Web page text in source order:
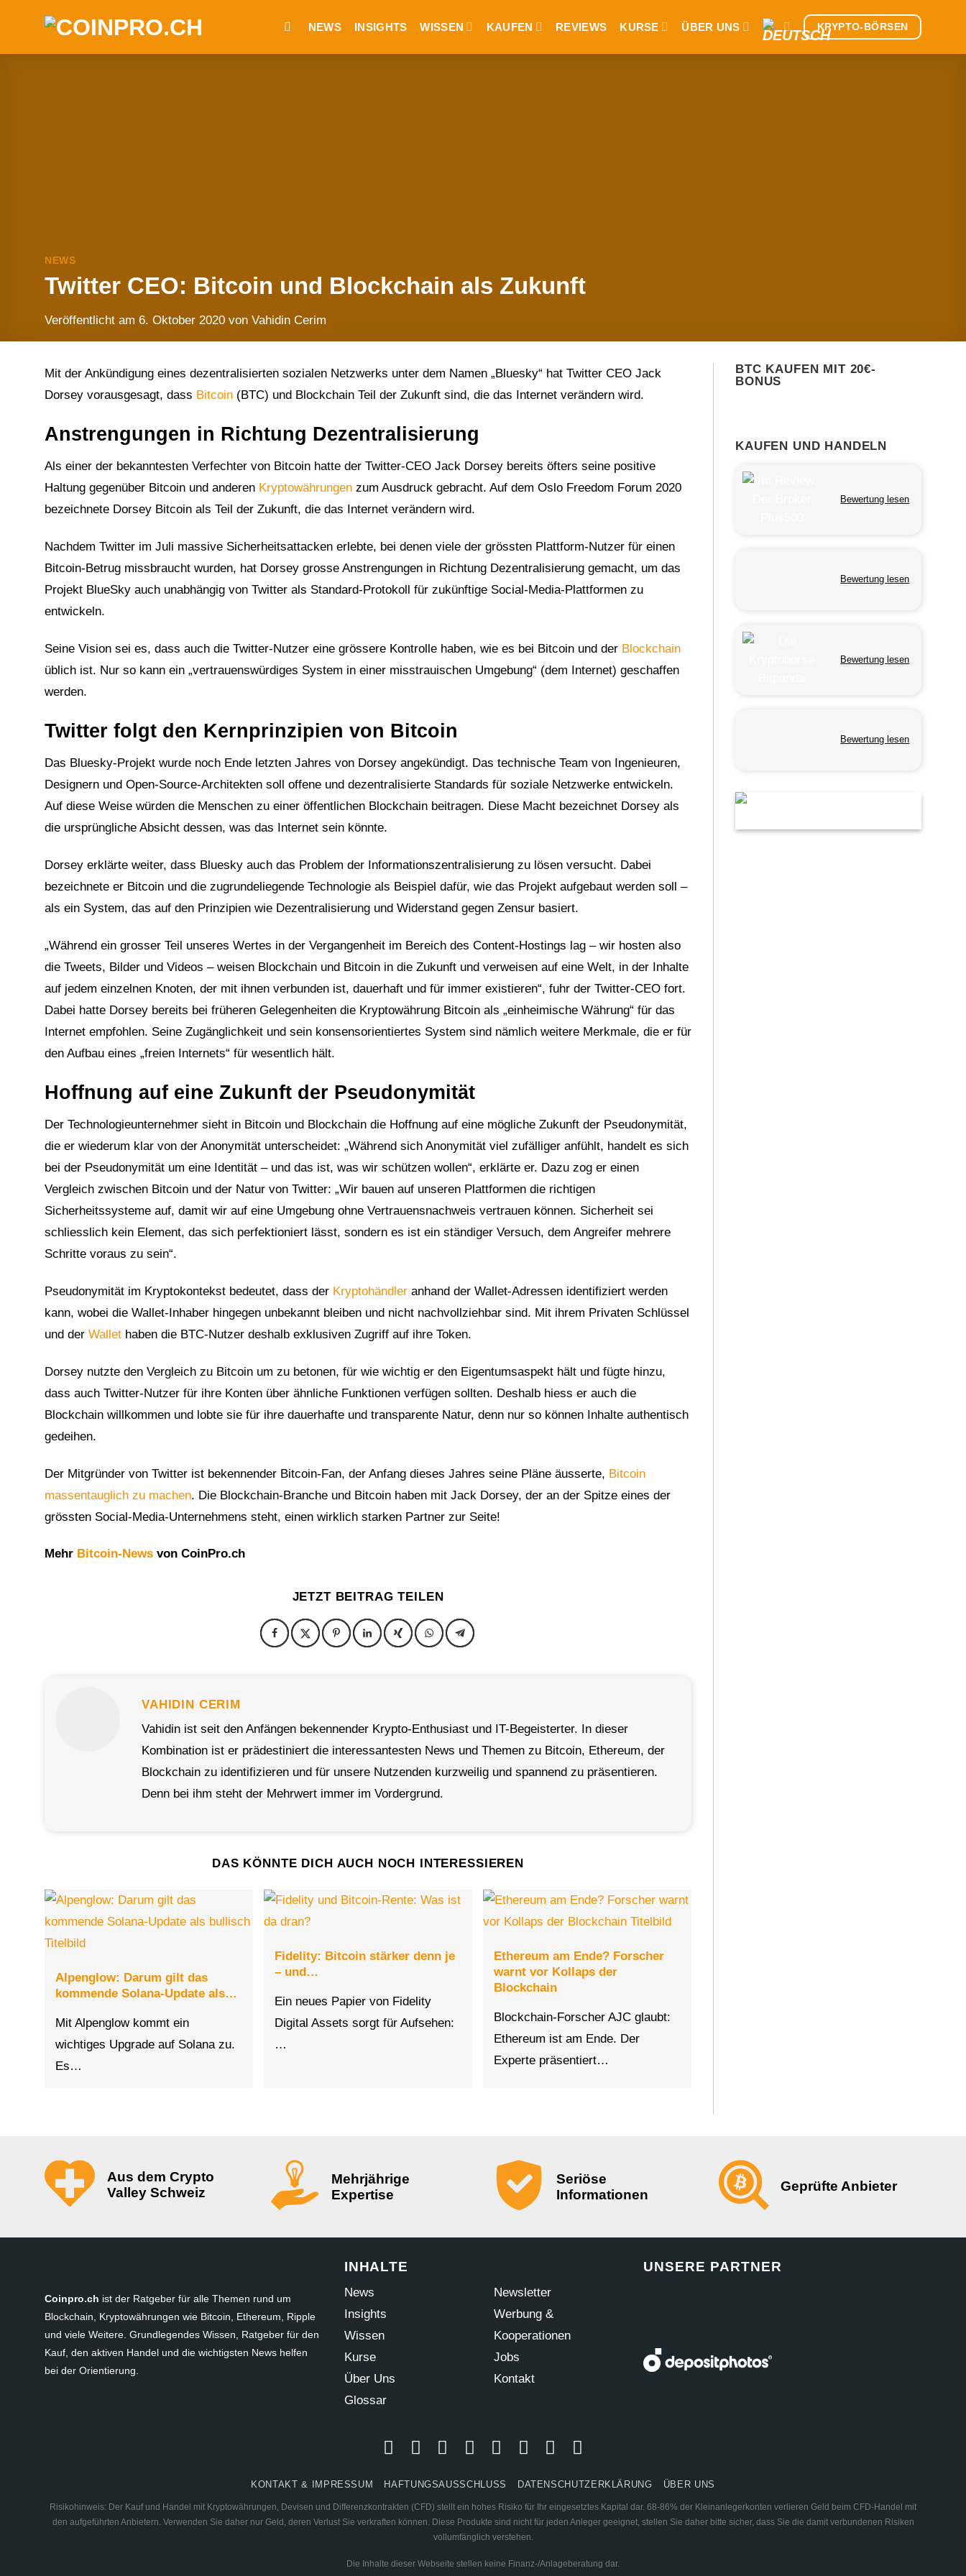
NEWS INSIGHTS WISSEN KAUFEN REVIEWS KURSE ÜBER UNS KRYPTO-BÖRSEN
NEWS
Twitter CEO: Bitcoin und Blockchain als Zukunft
Veröffentlicht am 6. Oktober 2020 von Vahidin Cerim
Mit der Ankündigung eines dezentralisierten sozialen Netzwerks unter dem Namen „Bluesky“ hat Twitter CEO Jack
Dorsey vorausgesagt, dass Bitcoin (BTC) und Blockchain Teil der Zukunft sind, die das Internet verändern wird.
Anstrengungen in Richtung Dezentralisierung
Als einer der bekanntesten Verfechter von Bitcoin hatte der Twitter-CEO Jack Dorsey bereits öfters seine positive
Haltung gegenüber Bitcoin und anderen Kryptowährungen zum Ausdruck gebracht. Auf dem Oslo Freedom Forum 2020
bezeichnete Dorsey Bitcoin als Teil der Zukunft, die das Internet verändern wird.
Nachdem Twitter im Juli massive Sicherheitsattacken erlebte, bei denen viele der grössten Plattform-Nutzer für einen
Bitcoin-Betrug missbraucht wurden, hat Dorsey grosse Anstrengungen in Richtung Dezentralisierung gemacht, um das
Projekt BlueSky auch unabhängig von Twitter als Standard-Protokoll für zukünftige Social-Media-Plattformen zu
entwickeln.
Seine Vision sei es, dass auch die Twitter-Nutzer eine grössere Kontrolle haben, wie es bei Bitcoin und der Blockchain
üblich ist. Nur so kann ein „vertrauenswürdiges System in einer misstrauischen Umgebung“ (dem Internet) geschaffen
werden.
Twitter folgt den Kernprinzipien von Bitcoin
Das Bluesky-Projekt wurde noch Ende letzten Jahres von Dorsey angekündigt. Das technische Team von Ingenieuren,
Designern und Open-Source-Architekten soll offene und dezentralisierte Standards für soziale Netzwerke entwickeln.
Auf diese Weise würden die Menschen zu einer öffentlichen Blockchain beitragen. Diese Macht bezeichnet Dorsey als
die ursprüngliche Absicht dessen, was das Internet sein könnte.
Dorsey erklärte weiter, dass Bluesky auch das Problem der Informationszentralisierung zu lösen versucht. Dabei
bezeichnete er Bitcoin und die zugrundeliegende Technologie als Beispiel dafür, wie das Projekt aufgebaut werden soll –
als ein System, das auf den Prinzipien wie Dezentralisierung und Widerstand gegen Zensur basiert.
„Während ein grosser Teil unseres Wertes in der Vergangenheit im Bereich des Content-Hostings lag – wir hosten also
die Tweets, Bilder und Videos – weisen Blockchain und Bitcoin in die Zukunft und verweisen auf eine Welt, in der Inhalte
auf jedem einzelnen Knoten, der mit ihnen verbunden ist, dauerhaft und für immer existieren“, fuhr der Twitter-CEO fort.
Dabei hatte Dorsey bereits bei früheren Gelegenheiten die Kryptowährung Bitcoin als „einheimische Währung“ für das
Internet empfohlen. Seine Zugänglichkeit und sein konsensorientiertes System sind nämlich weitere Merkmale, die er für
den Aufbau eines „freien Internets“ für wesentlich hält.
Hoffnung auf eine Zukunft der Pseudonymität
Der Technologieunternehmer sieht in Bitcoin und Blockchain die Hoffnung auf eine mögliche Zukunft der Pseudonymität,
die er wiederum klar von der Anonymität unterscheidet: „Während sich Anonymität viel zufälliger anfühlt, handelt es sich
bei der Pseudonymität um eine Identität – und das ist, was wir schützen wollen“, erklärte er. Dazu zog er einen
Vergleich zwischen Bitcoin und der Natur von Twitter: „Wir bauen auf unseren Plattformen die richtigen
Sicherheitssysteme auf, damit wir auf eine Umgebung ohne Vertrauensnachweis vertrauen können. Sicherheit sei
schliesslich kein Element, das sich perfektioniert lässt, sondern es ist ein ständiger Versuch, dem Angreifer mehrere
Schritte voraus zu sein“.
Pseudonymität im Kryptokontekst bedeutet, dass der Kryptohändler anhand der Wallet-Adressen identifiziert werden
kann, wobei die Wallet-Inhaber hingegen unbekannt bleiben und nicht nachvollziehbar sind. Mit ihrem Privaten Schlüssel
und der Wallet haben die BTC-Nutzer deshalb exklusiven Zugriff auf ihre Token.
Dorsey nutzte den Vergleich zu Bitcoin um zu betonen, für wie wichtig er den Eigentumsaspekt hält und fügte hinzu,
dass auch Twitter-Nutzer für ihre Konten über ähnliche Funktionen verfügen sollten. Deshalb hiess er auch die
Blockchain willkommen und lobte sie für ihre dauerhafte und transparente Natur, denn nur so können Inhalte authentisch
gedeihen.
Der Mitgründer von Twitter ist bekennender Bitcoin-Fan, der Anfang dieses Jahres seine Pläne äusserte, Bitcoin
massentauglich zu machen. Die Blockchain-Branche und Bitcoin haben mit Jack Dorsey, der an der Spitze eines der
grössten Social-Media-Unternehmens steht, einen wirklich starken Partner zur Seite!
Mehr Bitcoin-News von CoinPro.ch
JETZT BEITRAG TEILEN
VAHIDIN CERIM
Vahidin ist seit den Anfängen bekennender Krypto-Enthusiast und IT-Begeisterter. In dieser
Kombination ist er prädestiniert die interessantesten News und Themen zu Bitcoin, Ethereum, der
Blockchain zu identifizieren und für unsere Nutzenden kurzweilig und spannend zu präsentieren.
Denn bei ihm steht der Mehrwert immer im Vordergrund.
DAS KÖNNTE DICH AUCH NOCH INTERESSIEREN
Alpenglow: Darum gilt das
kommende Solana-Update als…
Mit Alpenglow kommt ein
wichtiges Upgrade auf Solana zu.
Es…
Fidelity: Bitcoin stärker denn je
– und…
Ein neues Papier von Fidelity
Digital Assets sorgt für Aufsehen:
…
Ethereum am Ende? Forscher
warnt vor Kollaps der
Blockchain
Blockchain-Forscher AJC glaubt:
Ethereum ist am Ende. Der
Experte präsentiert…
BTC KAUFEN MIT 20€-
BONUS
KAUFEN UND HANDELN
Bewertung lesen
Bewertung lesen
Bewertung lesen
Bewertung lesen
Aus dem Crypto
Valley Schweiz
Mehrjährige
Expertise
Seriöse
Informationen
Geprüfte Anbieter
Coinpro.ch ist der Ratgeber für alle Themen rund um
Blockchain, Kryptowährungen wie Bitcoin, Ethereum, Ripple
und viele Weitere. Grundlegendes Wissen, Ratgeber für den
Kauf, den aktiven Handel und die wichtigsten News helfen
bei der Orientierung.
INHALTE
News
Insights
Wissen
Kurse
Über Uns
Glossar
Newsletter
Werbung &
Kooperationen
Jobs
Kontakt
UNSERE PARTNER
KONTAKT & IMPRESSUM HAFTUNGSAUSSCHLUSS DATENSCHUTZERKLÄRUNG ÜBER UNS
Risikohinweis: Der Kauf und Handel mit Kryptowährungen, Devisen und Differenzkontrakten (CFD) stellt ein hohes Risiko für Ihr eingesetztes Kapital dar. 68-86% der Kleinanlegerkonten verlieren Geld beim CFD-Handel mit
den aufgeführten Anbietern. Verwenden Sie daher nur Geld, deren Verlust Sie verkraften können. Diese Produkte sind nicht für jeden Anleger geeignet, stellen Sie daher bitte sicher, dass Sie die damit verbundenen Risiken
vollumfänglich verstehen.
Die Inhalte dieser Webseite stellen keine Finanz-/Anlageberatung dar.